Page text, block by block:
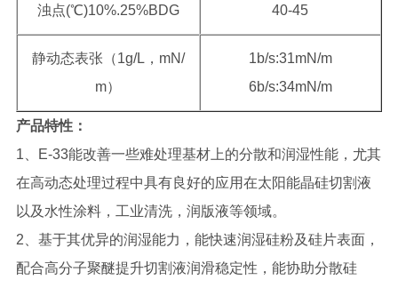
浊点(℃)10%.25%BDG 40-45
静动态表张（1g/L，mN/
m）
1b/s:31mN/m
6b/s:34mN/m
产品特性：
1、E-33能改善一些难处理基材上的分散和润湿性能，尤其
在高动态处理过程中具有良好的应用在太阳能晶硅切割液
以及水性涂料，工业清洗，润版液等领域。
2、基于其优异的润湿能力，能快速润湿硅粉及硅片表面，
配合高分子聚醚提升切割液润滑稳定性，能协助分散硅